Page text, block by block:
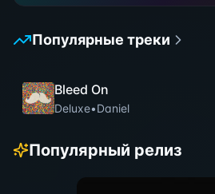
Популярные треки
Bleed On
Deluxe•Daniel
Популярный релиз